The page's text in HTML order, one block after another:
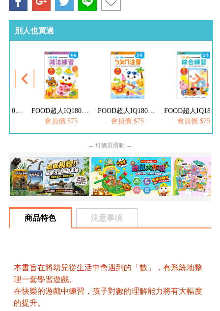
別人也買過
會員價:$75
會員價:$75
會員價:$75
← 可觸屏滑動 →
商品特色 注意事項
本書旨在將幼兒從生活中會遇到的「數」，有系統地整
理一套學習遊戲。
在快樂的遊戲中練習，孩子對數的理解能力將有大幅度
的提升。